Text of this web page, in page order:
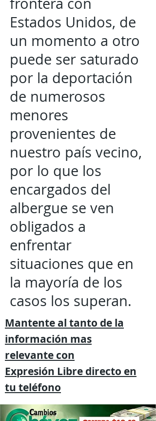
Estados Unidos, de
un momento a otro
puede ser saturado
por la deportación
de numerosos
menores
provenientes de
nuestro país vecino,
por lo que los
encargados del
albergue se ven
obligados a
enfrentar
situaciones que en
la mayoría de los
casos los superan.
Mantente al tanto de la
información mas
relevante con
Expresión Libre directo en
tu teléfono